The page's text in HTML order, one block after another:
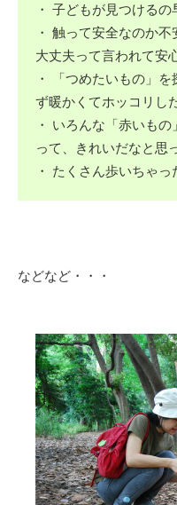
・ 子どもが見つける
・ 触って安全なのか
大丈夫って言われて安
・ 「つめたいもの」
ず暖かくてホッコリし
・ いろんな「赤いも
って、きれいだなと思
・ たくさん歩いちゃ
などなど・・・